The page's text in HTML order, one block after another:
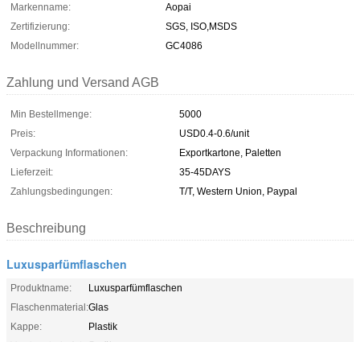
Markenname:
Aopai
Zertifizierung:
SGS, ISO,MSDS
Modellnummer:
GC4086
Zahlung und Versand AGB
Min Bestellmenge:
5000
Preis:
USD0.4-0.6/unit
Verpackung Informationen:
Exportkartone, Paletten
Lieferzeit:
35-45DAYS
Zahlungsbedingungen:
T/T, Western Union, Paypal
Beschreibung
Luxusparfümflaschen
Produktname:
Luxusparfümflaschen
Flaschenmaterial:Glas
Kappe:
Plastik